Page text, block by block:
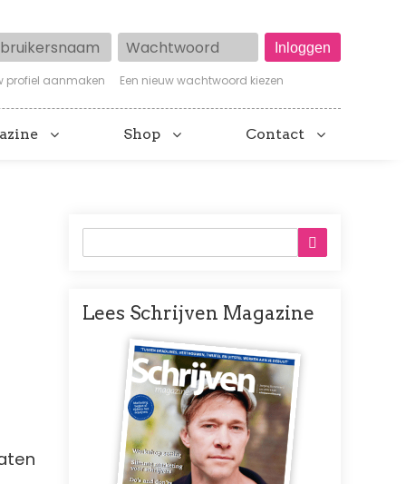
Wachtwoord
profiel aanmaken Een nieuw wachtwoord kiezen
Shop Contact
Lees Schrijven Magazine
Afbeelding